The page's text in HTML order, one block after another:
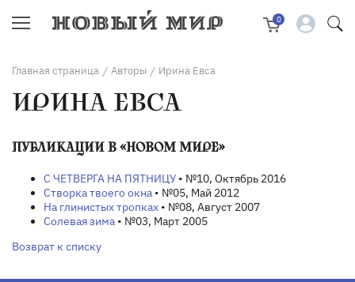
0
Главная страница / Авторы / Ирина Евса
ИРИНА ЕВСА
ПУБЛИКАЦИИ В «НОВОМ МИРЕ»
С ЧЕТВЕРГА НА ПЯТНИЦУ • №10, Октябрь 2016
Створка твоего окна • №05, Май 2012
На глинистых тропках • №08, Август 2007
Солевая зима • №03, Март 2005
Возврат к списку